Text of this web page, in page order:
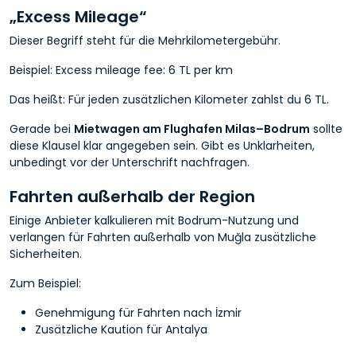
„Excess Mileage“
Dieser Begriff steht für die Mehrkilometergebühr.
Beispiel: Excess mileage fee: 6 TL per km
Das heißt: Für jeden zusätzlichen Kilometer zahlst du 6 TL.
Gerade bei Mietwagen am Flughafen Milas–Bodrum sollte
diese Klausel klar angegeben sein. Gibt es Unklarheiten,
unbedingt vor der Unterschrift nachfragen.
Fahrten außerhalb der Region
Einige Anbieter kalkulieren mit Bodrum-Nutzung und
verlangen für Fahrten außerhalb von Muğla zusätzliche
Sicherheiten.
Zum Beispiel:
Genehmigung für Fahrten nach İzmir
Zusätzliche Kaution für Antalya